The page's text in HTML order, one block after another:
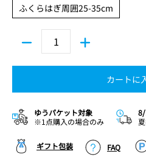
ふくらはぎ周囲25-35cm
カートに
ゆうパケット対象
※1点購入の場合のみ
8/
ギフト包装 FAQ